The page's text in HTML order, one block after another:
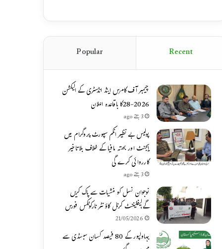
Recent
Popular
چیمبر آف کامرس اینڈ انڈسٹری کے الیکشن
2026-28کا باقاعدہ اعلان
3 ہفتے ago
پولیس بے نظیر انکم سپورٹ پروگرام میں
ایجنٹ اور بھتہ مافیا کے خلاف بلاتاخیر
کارروائی کرے گی
3 ہفتے ago
نوجوان نسل کو منشیات سے پاک کریں
گے،لیفٹیننٹ کرنل کاؤنٹر نارکوٹکس فورس
21/05/2026
بہاولپور کے 80 فیصد کسان سبسڈی سے